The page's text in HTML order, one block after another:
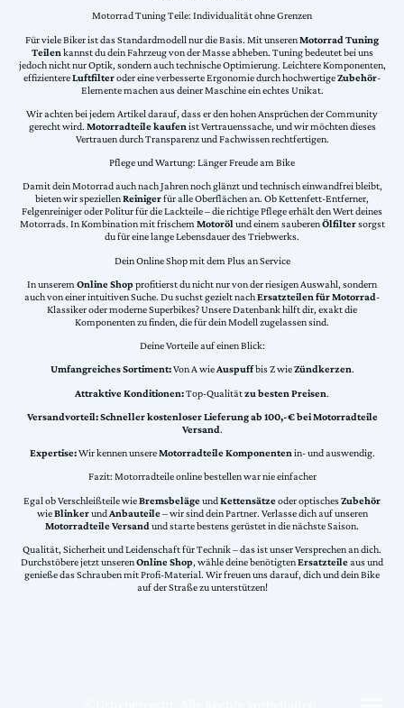
Motorrad Tuning Teile: Individualität ohne Grenzen
Für viele Biker ist das Standardmodell nur die Basis. Mit unserenMotorrad Tuning
Teilen kannst du dein Fahrzeug von der Masse abheben. Tuning bedeutet bei uns
jedoch nicht nur Optik, sondern auch technische Optimierung. Leichtere Komponenten,
effizientereLuftfilteroder eine verbesserte Ergonomie durch hochwertigeZubehör-
Elemente machen aus deiner Maschine ein echtes Unikat.
Wir achten bei jedem Artikel darauf, dass er den hohen Ansprüchen der Community
gerecht wird. Motorradteile kaufen ist Vertrauenssache, und wir möchten dieses
Vertrauen durch Transparenz und Fachwissen rechtfertigen.
Pflege und Wartung: Länger Freude am Bike
Damit dein Motorrad auch nach Jahren noch glänzt und technisch einwandfrei bleibt,
bieten wir speziellenReinigerfür alle Oberflächen an. Ob Kettenfett-Entferner,
Felgenreiniger oder Politur für die Lackteile – die richtige Pflege erhält den Wert deines
Motorrads. In Kombination mit frischemMotorölund einem sauberenÖlfiltersorgst
du für eine lange Lebensdauer des Triebwerks.
Dein Online Shop mit dem Plus an Service
In unserem Online Shopprofitierst du nicht nur von der riesigen Auswahl, sondern
auch von einer intuitiven Suche. Du suchst gezielt nachErsatzteilen für Motorrad-
Klassiker oder moderne Superbikes? Unsere Datenbank hilft dir, exakt die
Komponenten zu finden, die für dein Modell zugelassen sind.
Deine Vorteile auf einen Blick:
Umfangreiches Sortiment:Von A wieAuspuffbis Z wieZündkerzen.
Attraktive Konditionen:Top-Qualitätzu besten Preisen.
Versandvorteil:Schneller kostenloser Lieferung ab 100,-€ bei Motorradteile
Versand.
Expertise:Wir kennen unsereMotorradteile Komponentenin- und auswendig.
Fazit: Motorradteile online bestellen war nie einfacher
Egal ob Verschleißteile wieBremsbelägeundKettensätzeoder optischesZubehör
wieBlinkerundAnbauteile– wir sind dein Partner. Verlasse dich auf unseren
Motorradteile Versand und starte bestens gerüstet in die nächste Saison.
Qualität, Sicherheit und Leidenschaft für Technik – das ist unser Versprechen an dich.
Durchstöbere jetzt unserenOnline Shop, wähle deine benötigtenErsatzteileaus und
genieße das Schrauben mit Profi-Material. Wir freuen uns darauf, dich und dein Bike
auf der Straße zu unterstützen!